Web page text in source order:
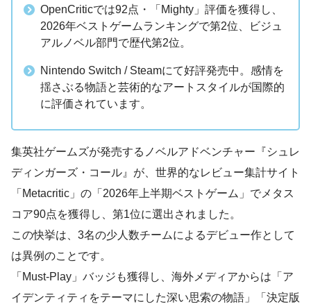
OpenCriticでは92点・「Mighty」評価を獲得し、
2026年ベストゲームランキングで第2位、ビジュ
アルノベル部門で歴代第2位。
Nintendo Switch / Steamにて好評発売中。感情を
揺さぶる物語と芸術的なアートスタイルが国際的
に評価されています。
集英社ゲームズが発売するノベルアドベンチャー『シュレ
ディンガーズ・コール』が、世界的なレビュー集計サイト
「Metacritic」の「2026年上半期ベストゲーム」でメタス
コア90点を獲得し、第1位に選出されました。
この快挙は、3名の少人数チームによるデビュー作として
は異例のことです。
「Must-Play」バッジも獲得し、海外メディアからは「ア
イデンティティをテーマにした深い思索の物語」「決定版